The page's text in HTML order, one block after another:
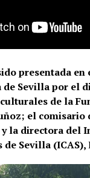
presentada en
de Sevilla por el
de la
el comisario
la directora del
Sevilla (ICAS),